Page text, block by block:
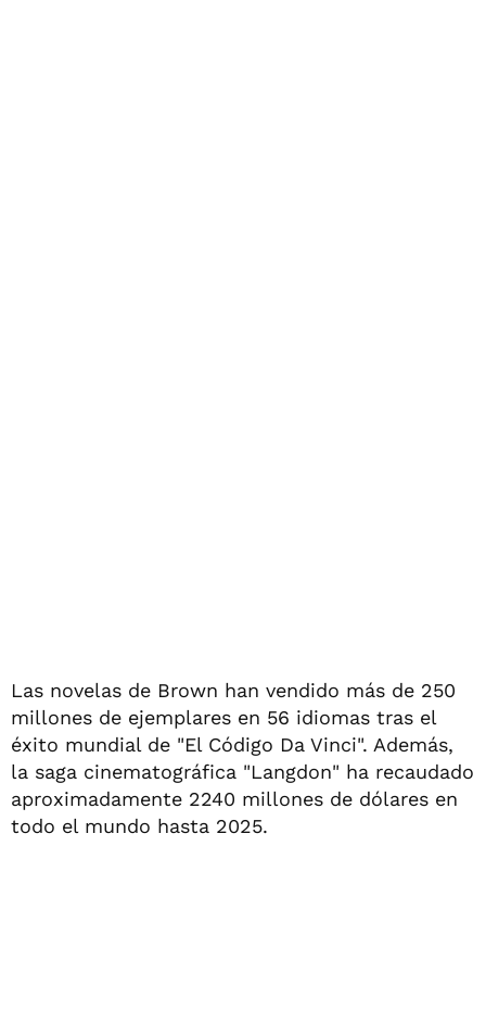
Las novelas de Brown han vendido más de 250
millones de ejemplares en 56 idiomas tras el
éxito mundial de "El Código Da Vinci". Además,
la saga cinematográfica "Langdon" ha recaudado
aproximadamente 2240 millones de dólares en
todo el mundo hasta 2025.